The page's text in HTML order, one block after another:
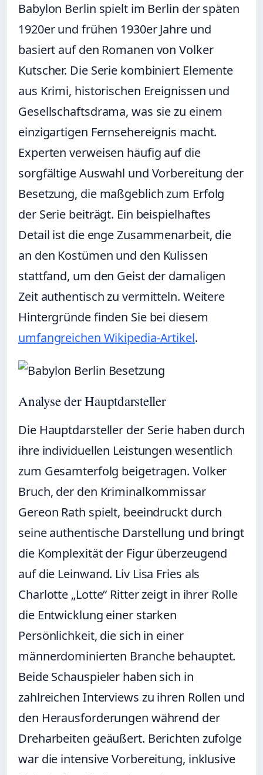
Babylon Berlin spielt im Berlin der späten
1920er und frühen 1930er Jahre und
basiert auf den Romanen von Volker
Kutscher. Die Serie kombiniert Elemente
aus Krimi, historischen Ereignissen und
Gesellschaftsdrama, was sie zu einem
einzigartigen Fernsehereignis macht.
Experten verweisen häufig auf die
sorgfältige Auswahl und Vorbereitung der
Besetzung, die maßgeblich zum Erfolg
der Serie beiträgt. Ein beispielhaftes
Detail ist die enge Zusammenarbeit, die
an den Kostümen und den Kulissen
stattfand, um den Geist der damaligen
Zeit authentisch zu vermitteln. Weitere
Hintergründe finden Sie bei diesem
umfangreichen Wikipedia-Artikel.
Analyse der Hauptdarsteller
Die Hauptdarsteller der Serie haben durch
ihre individuellen Leistungen wesentlich
zum Gesamterfolg beigetragen. Volker
Bruch, der den Kriminalkommissar
Gereon Rath spielt, beeindruckt durch
seine authentische Darstellung und bringt
die Komplexität der Figur überzeugend
auf die Leinwand. Liv Lisa Fries als
Charlotte „Lotte“ Ritter zeigt in ihrer Rolle
die Entwicklung einer starken
Persönlichkeit, die sich in einer
männerdominierten Branche behauptet.
Beide Schauspieler haben sich in
zahlreichen Interviews zu ihren Rollen und
den Herausforderungen während der
Dreharbeiten geäußert. Berichten zufolge
war die intensive Vorbereitung, inklusive